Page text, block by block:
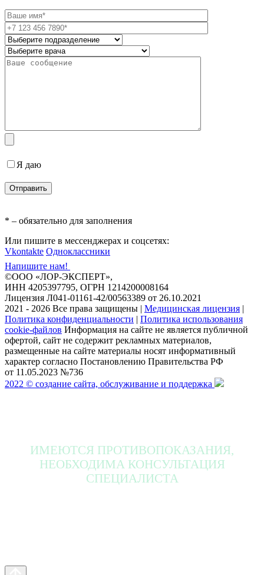
Я даю
* – обязательно для заполнения
Или пишите в мессенджерах и соцсетях:
Vkontakte Одноклассники
Напишите нам!
©ООО «ЛОР-ЭКСПЕРТ»,
ИНН 4205397795, ОГРН 1214200008164
Лицензия Л041-01161-42/00563389 от 26.10.2021
2021 - 2026 Все права защищены | Медицинская лицензия |
Политика конфиденциальности | Политика использования
cookie-файлов Информация на сайте не является публичной
офертой, сайт не содержит рекламных материалов,
размещенные на сайте материалы носят информативный
характер согласно Постановлению Правительства РФ
от 11.05.2023 №736
2022 © создание сайта, обслуживание и поддержка
ИМЕЮТСЯ ПРОТИВОПОКАЗАНИЯ,
НЕОБХОДИМА КОНСУЛЬТАЦИЯ
СПЕЦИАЛИСТА